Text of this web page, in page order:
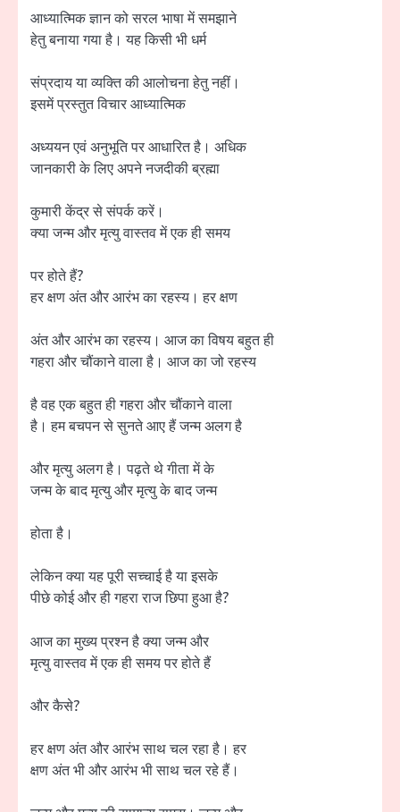
आध्यात्मिक ज्ञान को सरल भाषा में समझाने
हेतु बनाया गया है। यह किसी भी धर्म
संप्रदाय या व्यक्ति की आलोचना हेतु नहीं।
इसमें प्रस्तुत विचार आध्यात्मिक
अध्ययन एवं अनुभूति पर आधारित है। अधिक
जानकारी के लिए अपने नजदीकी ब्रह्मा
कुमारी केंद्र से संपर्क करें।
क्या जन्म और मृत्यु वास्तव में एक ही समय
पर होते हैं?
हर क्षण अंत और आरंभ का रहस्य। हर क्षण
अंत और आरंभ का रहस्य। आज का विषय बहुत ही
गहरा और चौंकाने वाला है। आज का जो रहस्य
है वह एक बहुत ही गहरा और चौंकाने वाला
है। हम बचपन से सुनते आए हैं जन्म अलग है
और मृत्यु अलग है। पढ़ते थे गीता में के
जन्म के बाद मृत्यु और मृत्यु के बाद जन्म
होता है।
लेकिन क्या यह पूरी सच्चाई है या इसके
पीछे कोई और ही गहरा राज छिपा हुआ है?
आज का मुख्य प्रश्न है क्या जन्म और
मृत्यु वास्तव में एक ही समय पर होते हैं
और कैसे?
हर क्षण अंत और आरंभ साथ चल रहा है। हर
क्षण अंत भी और आरंभ भी साथ चल रहे हैं।